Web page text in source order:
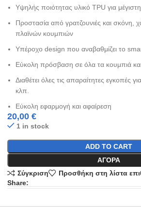
Υψηλής ποιότητας υλικό TPU για
Προστασία από γρατζουνιές και σκόνη,
πλαϊνών κουμπιών
Υπέροχο design που αναβαθμίζει το
Εύκολη πρόσβαση σε όλα τα κουμπιά
Διαθέτει όλες τις απαραίτητες εγκοπές
κλπ.
Εύκολη εφαρμογή και αφαίρεση
20,00€
1 in stock
ADD TO CART
ΑΓΟΡΆ
Σύγκριση
Προσθήκη στη λίστα
Share: